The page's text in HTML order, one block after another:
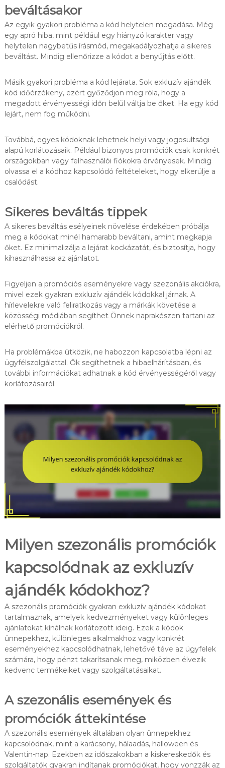
beváltásakor
Az egyik gyakori probléma a kód helytelen megadása. Még
egy apró hiba, mint például egy hiányzó karakter vagy
helytelen nagybetűs írásmód, megakadályozhatja a sikeres
beváltást. Mindig ellenőrizze a kódot a benyújtás előtt.
Másik gyakori probléma a kód lejárata. Sok exkluzív ajándék
kód időérzékeny, ezért győződjön meg róla, hogy a
megadott érvényességi időn belül váltja be őket. Ha egy kód
lejárt, nem fog működni.
Továbbá, egyes kódoknak lehetnek helyi vagy jogosultsági
alapú korlátozásaik. Például bizonyos promóciók csak konkrét
országokban vagy felhasználói fiókokra érvényesek. Mindig
olvassa el a kódhoz kapcsolódó feltételeket, hogy elkerülje a
csalódást.
Sikeres beváltás tippek
A sikeres beváltás esélyeinek növelése érdekében próbálja
meg a kódokat minél hamarabb beváltani, amint megkapja
őket. Ez minimalizálja a lejárat kockázatát, és biztosítja, hogy
kihasználhassa az ajánlatot.
Figyeljen a promóciós eseményekre vagy szezonális akciókra,
mivel ezek gyakran exkluzív ajándék kódokkal járnak. A
hírlevelekre való feliratkozás vagy a márkák követése a
közösségi médiában segíthet Önnek naprakészen tartani az
elérhető promóciókról.
Ha problémákba ütközik, ne habozzon kapcsolatba lépni az
ügyfélszolgálattal. Ők segíthetnek a hibaelhárításban, és
további információkat adhatnak a kód érvényességéről vagy
korlátozásairól.
Milyen szezonális promóciók
kapcsolódnak az exkluzív
ajándék kódokhoz?
A szezonális promóciók gyakran exkluzív ajándék kódokat
tartalmaznak, amelyek kedvezményeket vagy különleges
ajánlatokat kínálnak korlátozott ideig. Ezek a kódok
ünnepekhez, különleges alkalmakhoz vagy konkrét
eseményekhez kapcsolódhatnak, lehetővé téve az ügyfelek
számára, hogy pénzt takarítsanak meg, miközben élvezik
kedvenc termékeiket vagy szolgáltatásaikat.
A szezonális események és
promóciók áttekintése
A szezonális események általában olyan ünnepekhez
kapcsolódnak, mint a karácsony, hálaadás, halloween és
Valentin-nap. Ezekben az időszakokban a kiskereskedők és
szolgáltatók gyakran indítanak promóciókat, hogy vonzzák az